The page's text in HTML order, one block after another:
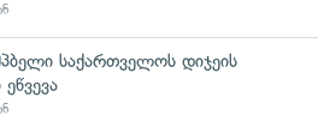
საქართველოს დიჯეის